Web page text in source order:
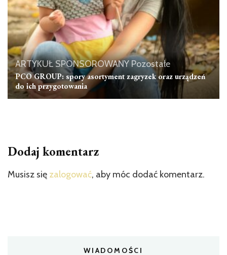
ARTYKUŁ SPONSOROWANY Pozostałe
PCO GROUP: spory asortyment zagryzek oraz urządzeń
do ich przygotowania
Dodaj komentarz
Musisz się zalogować, aby móc dodać komentarz.
WIADOMOŚCI